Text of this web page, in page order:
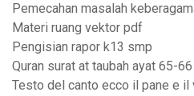
Pemecahan masalah
Materi ruang vektor pdf
Pengisian rapor k13 smp
Quran surat at taubah ayat 65-66
Testo del canto ecco il pane e il